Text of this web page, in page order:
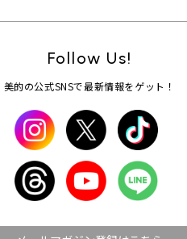
Follow Us!
美的の公式SNSで最新情報をゲット！